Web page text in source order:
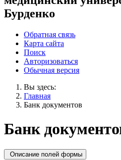
Бурденко
Обратная связь
Карта сайта
Поиск
Авторизоваться
Обычная версия
Вы здесь:
Главная
Банк документов
Банк
Описание полей формы